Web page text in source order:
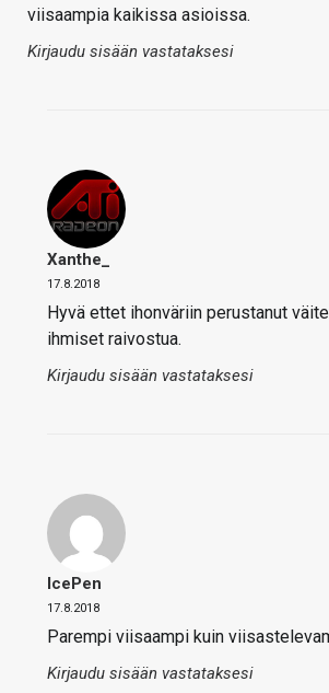
viisaampia kaikissa asioissa.
Kirjaudu sisään vastataksesi
Xanthe_
17.8.2018
Hyvä ettet ihonväriin perustanut
ihmiset raivostua.
Kirjaudu sisään vastataksesi
IcePen
17.8.2018
Parempi viisaampi kuin
Kirjaudu sisään vastataksesi